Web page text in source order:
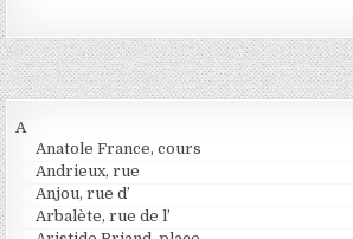
A
Anatole France, cours
Andrieux, rue
Anjou, rue d’
Arbalète, rue de l’